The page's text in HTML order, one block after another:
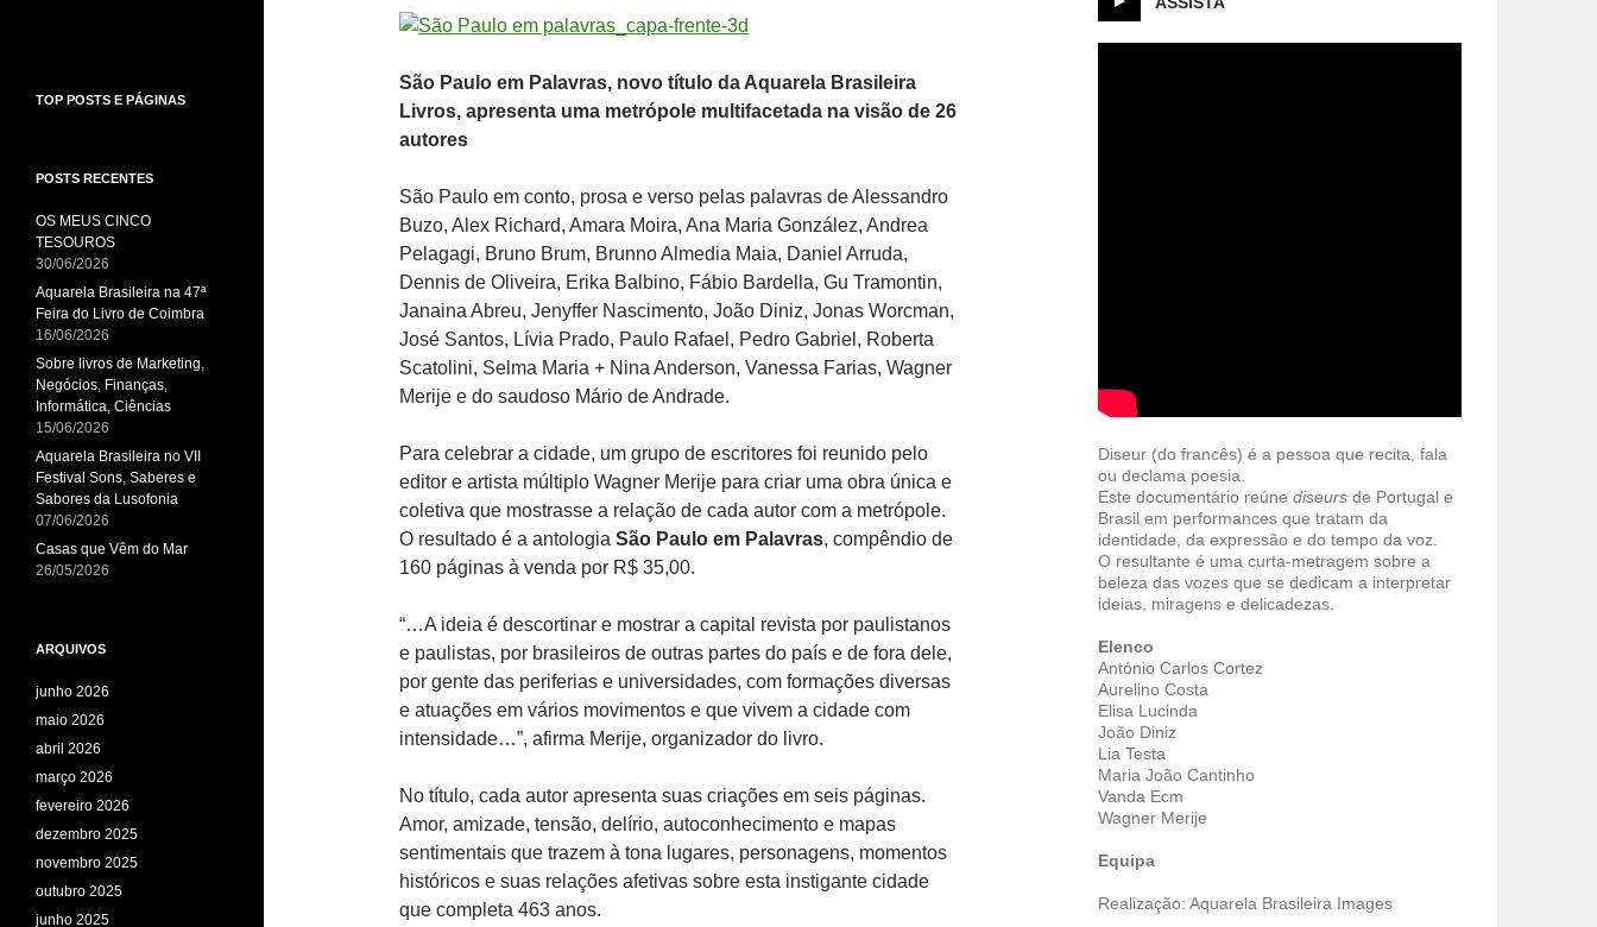
São Paulo em Palavras, novo título da Aquarela Brasileira
Livros, apresenta uma metrópole multifacetada na visão de 26
autores
São Paulo em conto, prosa e verso pelas palavras de Alessandro
Buzo, Alex Richard, Amara Moira, Ana Maria González, Andrea
Pelagagi, Bruno Brum, Brunno Almedia Maia, Daniel Arruda,
Dennis de Oliveira, Erika Balbino, Fábio Bardella, Gu Tramontin,
Janaina Abreu, Jenyffer Nascimento, João Diniz, Jonas Worcman,
José Santos, Lívia Prado, Paulo Rafael, Pedro Gabriel, Roberta
Scatolini, Selma Maria + Nina Anderson, Vanessa Farias, Wagner
Merije e do saudoso Mário de Andrade.
Para celebrar a cidade, um grupo de escritores foi reunido pelo
editor e artista múltiplo Wagner Merije para criar uma obra única e
coletiva que mostrasse a relação de cada autor com a metrópole.
O resultado é a antologia São Paulo em Palavras, compêndio de
160 páginas à venda por R$ 35,00.
“…A ideia é descortinar e mostrar a capital revista por paulistanos
e paulistas, por brasileiros de outras partes do país e de fora dele,
por gente das periferias e universidades, com formações diversas
e atuações em vários movimentos e que vivem a cidade com
intensidade…”, afirma Merije, organizador do livro.
No título, cada autor apresenta suas criações em seis páginas.
Amor, amizade, tensão, delírio, autoconhecimento e mapas
sentimentais que trazem à tona lugares, personagens, momentos
históricos e suas relações afetivas sobre esta instigante cidade
que completa 463 anos.
Diseur (do francês) é a pessoa que recita, fala
ou declama poesia.
Este documentário reúne diseurs de Portugal e
Brasil em performances que tratam da
identidade, da expressão e do tempo da voz.
O resultante é uma curta-metragem sobre a
beleza das vozes que se dedicam a interpretar
ideias, miragens e delicadezas.
Elenco
António Carlos Cortez
Aurelino Costa
Elisa Lucinda
João Diniz
Lia Testa
Maria João Cantinho
Vanda Ecm
Wagner Merije
Equipa
Realização: Aquarela Brasileira Images
TOP POSTS E PÁGINAS
POSTS RECENTES
OS MEUS CINCO
TESOUROS
30/06/2026
Aquarela Brasileira na 47ª
Feira do Livro de Coimbra
16/06/2026
Sobre livros de Marketing,
Negócios, Finanças,
Informática, Ciências
15/06/2026
Aquarela Brasileira no VII
Festival Sons, Saberes e
Sabores da Lusofonia
07/06/2026
Casas que Vêm do Mar
26/05/2026
ARQUIVOS
junho 2026
maio 2026
abril 2026
março 2026
fevereiro 2026
dezembro 2025
novembro 2025
outubro 2025
junho 2025